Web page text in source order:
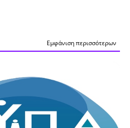
Εμφάνιση περισσότερων